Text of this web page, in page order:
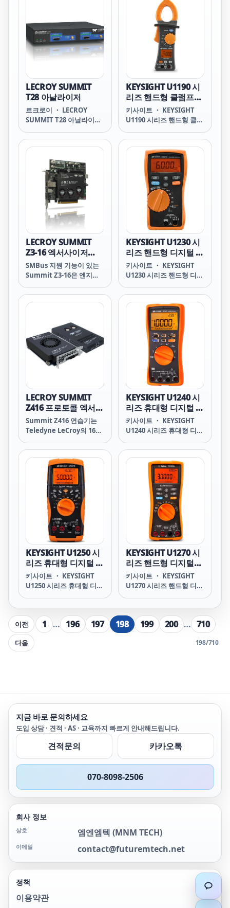
SUMMIT T24 SUMMIT
T24 르크로이 르크로이
SUMMIT T24 SUMMIT
T24 르끄로이 르끄로이
T24 LECROY LECROY
SUMMIT T24 T24 T24 르
크로이 르크로이 T24 T24
르끄로이 르끄로이 T24
T24 LECROY LECROY T24
LECROY SUMMIT
T28 아날라이저
르크로이 ・ LECROY
SUMMIT T28 아날라이저
T28 Protocol Analyzer
for PCI Express® 2.0
SUMMIT T28 SUMMIT
T28 르크로이 르크로이
SUMMIT T28 SUMMIT
T28 르끄로이 르끄로이
SUMMIT T28 SUMMIT
T28 LECROY LECROY
SUMMIT T28 T28 T28 르
크로이 르크로이 T28 T28
르끄로이 르끄로이 T28
T28 LECROY LECROY T28
KEYSIGHT U1190 시
리즈 핸드형 클램프미
터
키사이트 ・ KEYSIGHT
U1190 시리즈 핸드형 클램
Handheld Clamp Meter
특징 6,000카운트 분해능
AC 전류 범위: 400A 고유
한 와이어 분리기가 와이어
번들의 개별 와이어 분리
및 측정 지원 시각 및 청각
연속성 경보로 소음이 심한
환경에서 신호음을 절대 놓
치지 않음 CAT III 600 V 및
CAT IV 300V 과전압 보호
포함 사항: 표준 3년 워런티
(일련번호 없는 액세서리의
경우 90일) 테스트 리드 세
트 소프트 휴대 케이스 퀵
스타트 가이드 배터리 교정
성적서 U
LECROY SUMMIT
Z3-16 엑서사이저
SMBus 지원
SMBus 지원 기능이 있는
Summit Z3-16은 엔지니
발하고 개선하는 데 도움이
되는 중요한 테스트 및 검
원 기능이 있는 Summit
Z3-16은 PCI Express 루트
컴플렉스 또는 장치 엔드포
인트를 에뮬레이션할 수 있
으므로 코너 케이스 문제에
할 수 있습니다. 또한
SMBus 트래픽을 마스터
또는 슬레이브로 에뮬레이
트할 수 있습니다.
KEYSIGHT U1230 시
리즈 핸드형 디지털 멀
티미터
키사이트 ・ KEYSIGHT
U1230 시리즈 핸드형 디지
Handheld Digital
Multimeter
HIGHLIGHTS 시각 및 청
각 경보로 연속성 테스트
내장 LED 플래시라이트가
조명이 희미한 구역에서의
문제해결 지원 고스트 전압
을 제거하고 측정 정확도를
개선하는 낮은 임피던스 모
드, ZLOW 배터리 수명 500
시간 및 키사이트 원격 링
크 솔루션 지원
(Bluetooth®를 통한 무선
데이터 로깅) CAT III 600V
과전압 보호 포함 사항: 표
준 3년 워런티(일련번호 없
는 액세서리의
LECROY SUMMIT
Z416 프로토콜 엑서사
이저
Summit Z416 연습기는
Teledyne LeCroy의 16세
로토콜 연습기로 PCI
Express 커뮤니티에 고급
프로토콜 테스트 도구를 제
공한 다년간의 경험을 활용
합니다. 최대 16개 레인의
링크 폭과 함께 최대
4.0GT/s의 데이터 속도로
트래픽 생성을 지원하는 이
시스템은 PCI Express 사
양을 지원하는 프로토콜 테
스트 시스템이 필요한 개발
자를 위해 설계되었습니다.
KEYSIGHT U1240 시
리즈 휴대형 디지털 멀
티미터
키사이트 ・ KEYSIGHT
U1240 시리즈 휴대형 디지
Handheld Digital
Multimeter 주요 특징 방
진 및 방수 성능, 10피트 낙
하도 견뎌내는 내구성 LED
플래시 라이트 내장, 400시
간의 배터리 수명 키사이트
원격 링크 솔루션 지원 CAT
III 1000 V 및 CAT IV 600 V
과전압 보호 포함 내역: 표
준 3년 보증(비직렬 액세서
리의 경우 90일) 테스트 리
드 세트 IR-USB 케이블 빠
른 시작 가이드 4개의 1.5 V
배터리 교정 인증서
U1241C U1241C
KEYSIGHT U1250 시
리즈 휴대형 디지털 멀
티미터
키사이트 ・ KEYSIGHT
U1250 시리즈 휴대형 디지
Multimeter 주요 특징 듀
얼 디스플레이에서 50,000
카운트 분해능 선택적인
IR-USB 케이블을 사용하
여 손쉽게 PC에 측정값 기
격으로 안전하게 측정 모니
터링 CAT III 1000 V 및
CAT IV 600 V 과전압 보호
포함 내역: 표준 3년 보증
(비직렬 액세서리의 경우
90일) 테스트 리드 세트 9 V
알카라인 배
KEYSIGHT U1270 시
리즈 핸드형 디지털멀
티미터
키사이트 ・ KEYSIGHT
U1270 시리즈 핸드형 디지
Multimeter
HIGHLIGHTS IP54 인증
방수 및 방진 시각 및 청각
경보로 연속성 테스트 낮은
출'을 통해 250&mu;s의 빠
른 속도로 모터 transient
루션 지원(Bluetooth를
통한 무선 데이터 로깅)
CAT III 1,000V
이전 1 … 196 197 198 199 200 … 710
다음 198/710
지금 바로 문의하세요
도입 상담 · 견적 · AS · 교육까지 빠르게 안내해드립니다.
견적문의 카카오톡
070-8098-2506
회사 정보
상호 엠엔엠텍 (MNM TECH)
이메일 contact@futuremtech.net
정책
이용약관